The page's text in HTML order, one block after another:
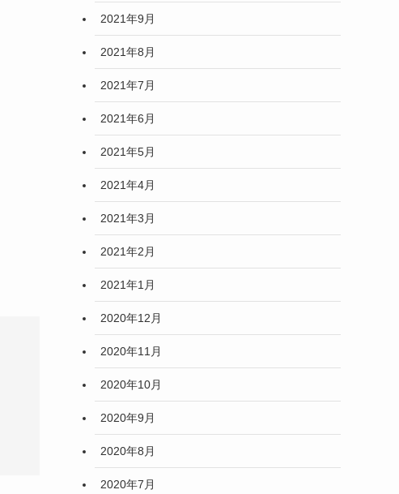
2021年9月
2021年8月
2021年7月
2021年6月
2021年5月
2021年4月
2021年3月
2021年2月
2021年1月
2020年12月
2020年11月
2020年10月
2020年9月
2020年8月
2020年7月